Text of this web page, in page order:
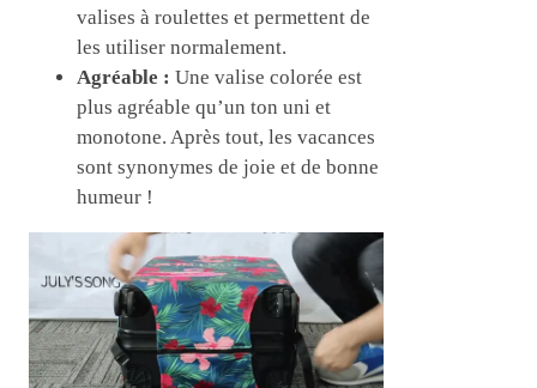
valises à roulettes et permettent de
les utiliser normalement.
Agréable : Une valise colorée est
plus agréable qu’un ton uni et
monotone. Après tout, les vacances
sont synonymes de joie et de bonne
humeur !